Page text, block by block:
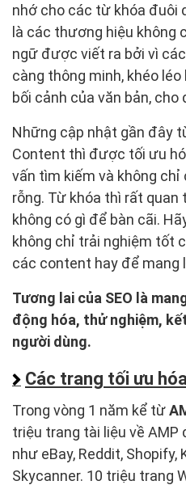
nhớ cho các từ khóa đuôi
là các thương hiệu không
ngữ được viết ra bởi vì
càng thông minh, khéo
bối cảnh của văn bản,
Những cập nhật gần đây
Content thì được tối ưu
vấn tìm kiếm và không
rỗng. Từ khóa thì rất quan
không có gì để bàn cãi.
không chỉ trải nghiệm tốt
các content hay để mang
Tương lai của SEO là
động hóa, thử nghiệm,
người dùng.
Các trang tối ưu
Trong vòng 1 năm kể từ
triệu trang tài liệu về
như eBay, Reddit, Shopify,
Skycanner. 10 triệu trang